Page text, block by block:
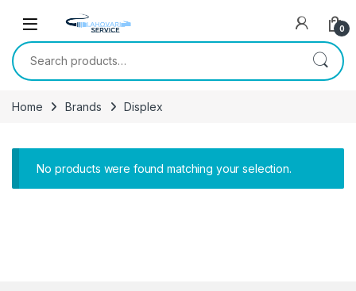
0
Search for:
Home Brands Displex
No products were found matching your selection.